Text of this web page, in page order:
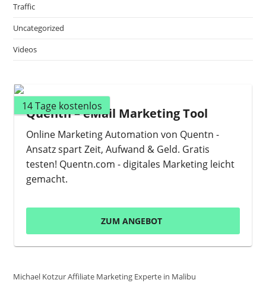
Traffic
Uncategorized
Videos
14 Tage kostenlos
Quentn – eMail Marketing Tool
Online Marketing Automation von Quentn -
Ansatz spart Zeit, Aufwand & Geld. Gratis
testen! Quentn.com - digitales Marketing leicht
gemacht.
ZUM ANGEBOT
Michael Kotzur Affiliate Marketing Experte in Malibu